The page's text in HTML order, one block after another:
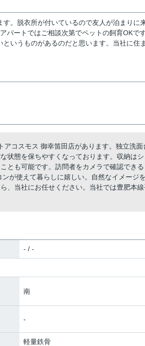
。脱衣所が付いているので友人が泊まりに
パートではご相談次第でペットの飼育OKで
いうものがあるのだと思います。当社に住
コスモス 御幸笛田店があります。独立洗面
状態を保ちやすくなっております。収納は
とも可能です。訪問者をカメラで確認できる
が使えて暮らしに嬉しい。自然なイメージ
、当社にお任せください。当社では豊肥本
- / -
南
-
軽量鉄骨